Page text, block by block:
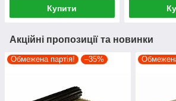
Купити
Акційні пропозиції та новинки
Обмежена партія! –35%